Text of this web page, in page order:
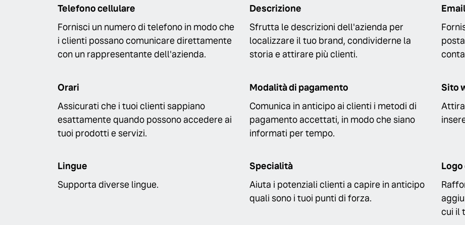
Telefono cellulare
Fornisci un numero di telefono in modo che
i clienti possano comunicare direttamente
con un rappresentante dell'azienda.
Descrizione
Sfrutta le descrizioni dell'azienda per
localizzare il tuo brand, condividerne la
storia e attirare più clienti.
Email
Orari
Assicurati che i tuoi clienti sappiano
esattamente quando possono accedere ai
tuoi prodotti e servizi.
Modalità di pagamento
Comunica in anticipo ai clienti i metodi di
pagamento accettati, in modo che siano
informati per tempo.
Sito
Lingue
Supporta diverse lingue.
Specialità
Aiuta i potenziali clienti a capire in anticipo
quali sono i tuoi punti di forza.
cui il